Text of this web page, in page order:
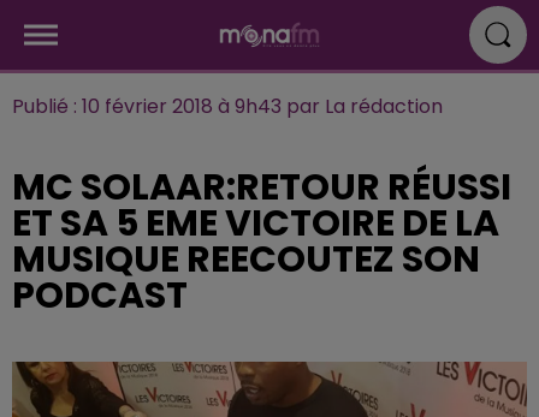
Publié : 10 février 2018 à 9h43 par La rédaction
MC SOLAAR:RETOUR RÉUSSI
ET SA 5 EME VICTOIRE DE LA
MUSIQUE REECOUTEZ SON
PODCAST